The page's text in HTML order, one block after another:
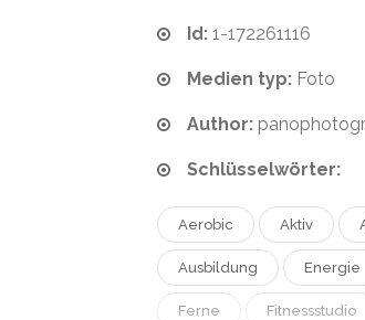
Id: 1-172261116
Medien typ: Foto
Author:
Schlüsselwörter:
Aerobic Aktiv
Ausbildung Energie
Ferne Fitnessstudio